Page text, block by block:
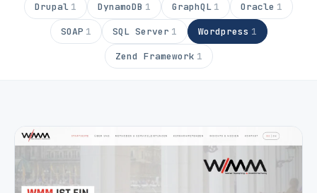
Drupal 1 DynamoDB 1 GraphQL 1 Oracle 1
SOAP 1 SQL Server 1 Wordpress 1
Zend Framework 1